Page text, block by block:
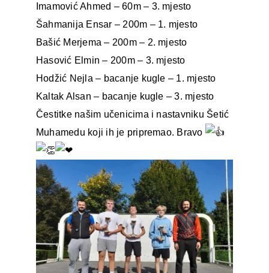
Imamović Ahmed – 60m – 3. mjesto
Šahmanija Ensar – 200m – 1. mjesto
Bašić Merjema – 200m – 2. mjesto
Hasović Elmin – 200m – 3. mjesto
Hodžić Nejla – bacanje kugle – 1. mjesto
Kaltak Alsan – bacanje kugle – 3. mjesto
Čestitke našim učenicima i nastavniku Šetić
Muhamedu koji ih je pripremao. Bravo